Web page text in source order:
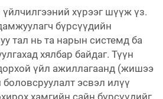
үйлчилгээний хүрээг шүүж үз.
бүрсүүдийн
тал нь та нарын системд ба
хялбар байдаг. Түүн
үйл ажиллагаанд (жишээ
эсвэл илүү